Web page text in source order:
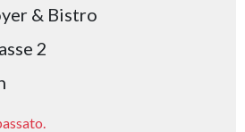
& Bistro
2